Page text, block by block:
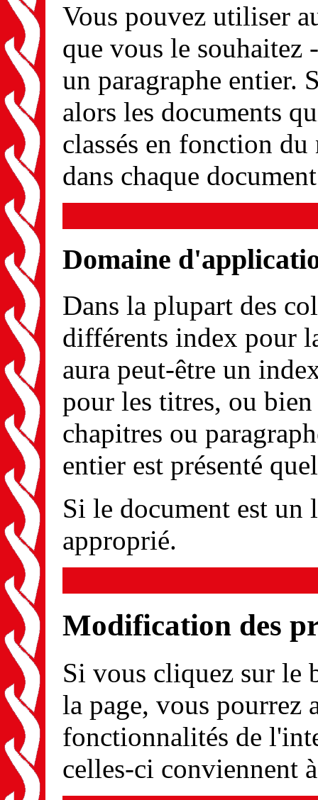
Vous pouvez utiliser
que vous le souhaitez
un paragraphe entier.
alors les documents
classés en fonction
dans chaque
Domaine
Dans la plupart des
différents index pour
aura peut-être un
pour les titres, ou
chapitres ou
entier est présenté
Si le document est
approprié.
Modification des
Si vous cliquez sur le
la page, vous pourrez
fonctionnalités de
celles-ci conviennent